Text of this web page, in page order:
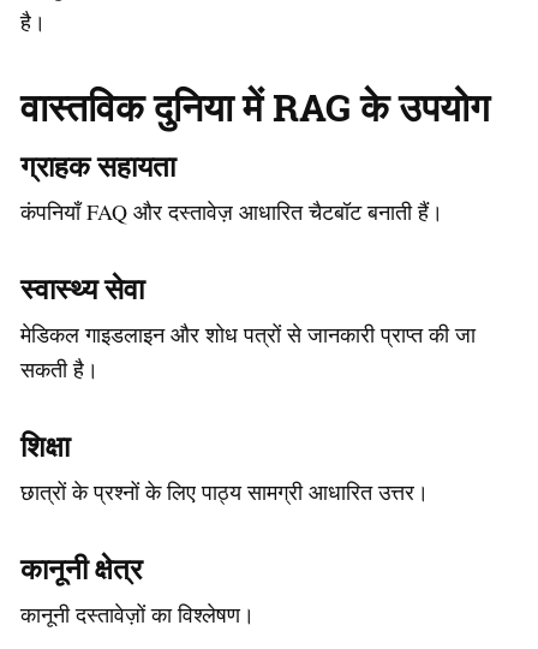
है।
वास्तविक दुनिया में RAG के उपयोग
ग्राहक सहायता
कंपनियाँ FAQ और दस्तावेज़ आधारित चैटबॉट बनाती हैं।
स्वास्थ्य सेवा
मेडिकल गाइडलाइन और शोध पत्रों से जानकारी प्राप्त की जा
सकती है।
शिक्षा
छात्रों के प्रश्नों के लिए पाठ्य सामग्री आधारित उत्तर।
कानूनी क्षेत्र
कानूनी दस्तावेज़ों का विश्लेषण।